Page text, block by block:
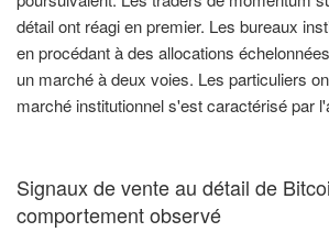
détail ont réagi en premier. Les bureaux
en procédant à des allocations
un marché à deux voies. Les particuliers
marché institutionnel s'est caractérisé par
Signaux de vente au détail de
comportement observé